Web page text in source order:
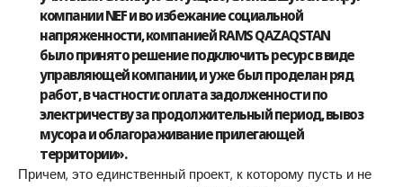
компании NEF и во избежание социальной
напряженности, компанией RAMS QAZAQSTAN
было принято решение подключить ресурс в виде
управляющей компании, и уже был проделан ряд
работ, в частности: оплата задолженности по
электричеству за продолжительный период, вывоз
мусора и облагораживание прилегающей
территории».
Причем, это единственный проект, к которому пусть и не